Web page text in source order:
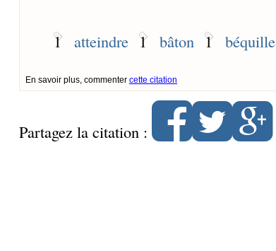
1 atteindre 1 bâton 1 béquille
En savoir plus, commenter cette citation
Partagez la citation :